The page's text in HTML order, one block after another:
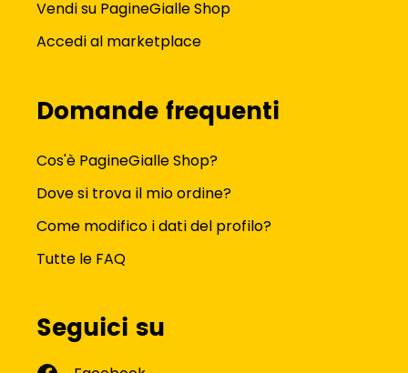
Vendi su PagineGialle Shop
Accedi al marketplace
Domande frequenti
Cos'è PagineGialle Shop?
Dove si trova il mio ordine?
Come modifico i dati del profilo?
Tutte le FAQ
Seguici su